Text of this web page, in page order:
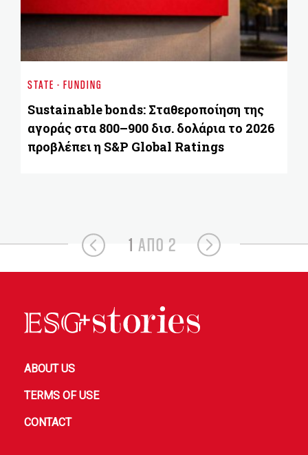
STATE - FUNDING
Sustainable bonds: Σταθεροποίηση της
αγοράς στα 800–900 δισ. δολάρια το 2026
προβλέπει η S&P Global Ratings
1 ΑΠΟ 2
ABOUT US
TERMS OF USE
CONTACT